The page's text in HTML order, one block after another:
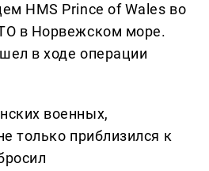
HMS Prince of Wales во
в Норвежском море.
в ходе операции
военных,
только приблизился к